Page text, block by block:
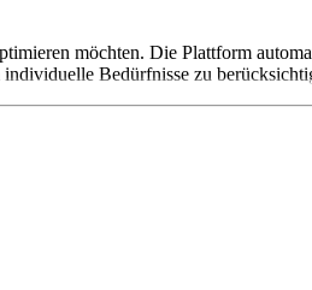
möchten. Die Plattform
individuelle Bedürfnisse zu